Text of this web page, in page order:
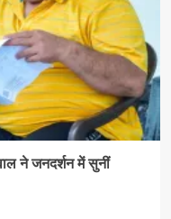
ने जनदर्शन में सुनीं